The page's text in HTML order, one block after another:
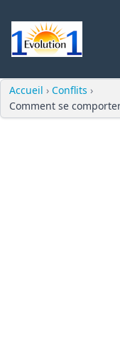
Accueil › Conflits ›
Comment se